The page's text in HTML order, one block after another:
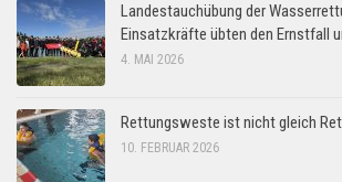
Landestauchübung der
Einsatzkräfte übten den Ernstfall
4. MAI 2026
Rettungsweste ist nicht gleich
10. FEBRUAR 2026